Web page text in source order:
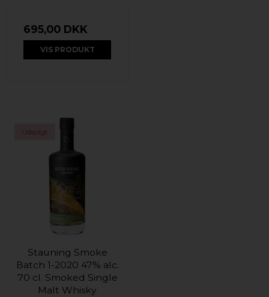
695,00 DKK
VIS PRODUKT
Udsolgt
Stauning Smoke
Batch 1-2020 47% alc.
70 cl. Smoked Single
Malt Whisky